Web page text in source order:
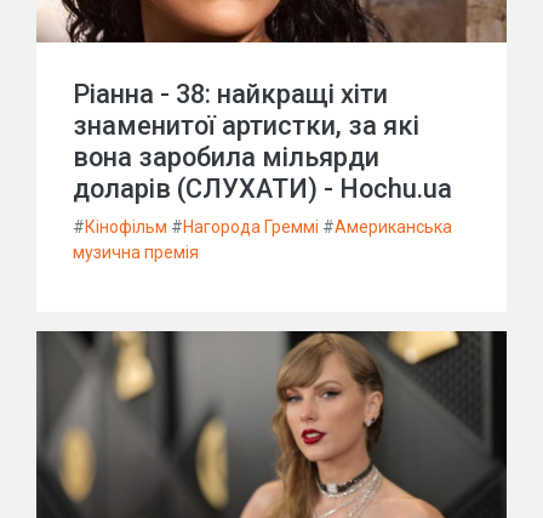
Ріанна - 38: найкращі хіти
знаменитої артистки, за які
вона заробила мільярди
доларів (СЛУХАТИ) - Hochu.ua
#Кінофільм #Нагорода Греммі #Американська
музична премія